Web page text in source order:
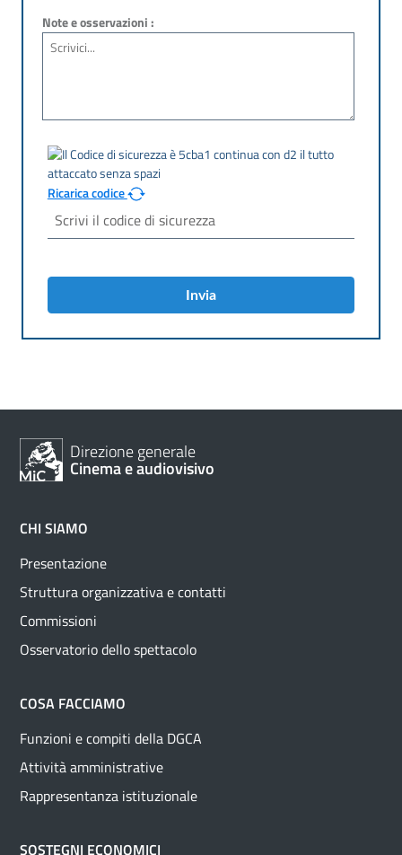
Note e osservazioni :
Ricarica codice
Invia
Direzione generale
Cinema e audiovisivo
CHI SIAMO
Presentazione
Struttura organizzativa e contatti
Commissioni
Osservatorio dello spettacolo
COSA FACCIAMO
Funzioni e compiti della DGCA
Attività amministrative
Rappresentanza istituzionale
SOSTEGNI ECONOMICI